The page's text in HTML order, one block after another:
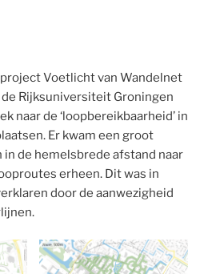
Voetlicht van Wandelnet
de Rijksuniversiteit Groningen
naar de ‘loopbereikbaarheid’ in
Er kwam een groot
de hemelsbrede afstand naar
erheen. Dit was in
door de aanwezigheid